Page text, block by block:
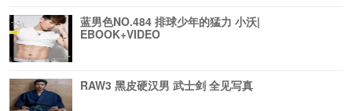
蓝男色NO.484 排球少年的猛力 小沃|
EBOOK+VIDEO
RAW3 黑皮硬汉男 武士剑 全见写真